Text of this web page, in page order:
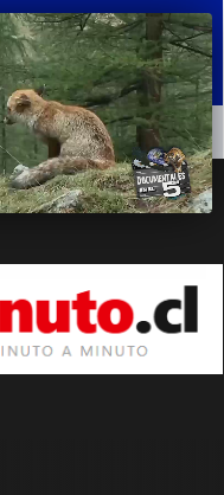
POLÍTICA